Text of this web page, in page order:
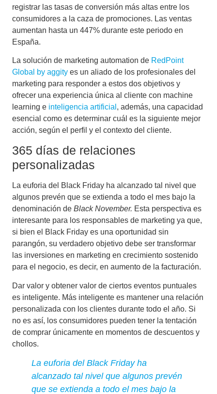
registrar las tasas de conversión más altas entre los
consumidores a la caza de promociones. Las ventas
aumentan hasta un 447% durante este periodo en
España.
La solución de marketing automation de RedPoint
Global by aggity es un aliado de los profesionales del
marketing para responder a estos dos objetivos y
ofrecer una experiencia única al cliente con machine
learning e inteligencia artificial , además, una capacidad
esencial como es determinar cuál es la siguiente mejor
acción, según el perfil y el contexto del cliente.
365 días de relaciones
personalizadas
La euforia del Black Friday ha alcanzado tal nivel que
algunos prevén que se extienda a todo el mes bajo la
denominación de Black November. Esta perspectiva es
interesante para los responsables de marketing ya que,
si bien el Black Friday es una oportunidad sin
parangón, su verdadero objetivo debe ser transformar
las inversiones en marketing en crecimiento sostenido
para el negocio, es decir, en aumento de la facturación.
Dar valor y obtener valor de ciertos eventos puntuales
es inteligente. Más inteligente es mantener una relación
personalizada con los clientes durante todo el año. Si
no es así, los consumidores pueden tener la tentación
de comprar únicamente en momentos de descuentos y
chollos.
La euforia del Black Friday ha
alcanzado tal nivel que algunos prevén
que se extienda a todo el mes bajo la